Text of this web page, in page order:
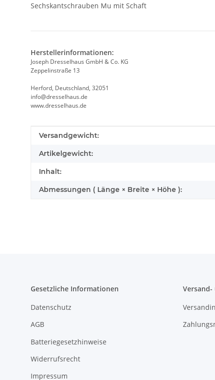
Sechskantschrauben Mu mit Schaft
Herstellerinformationen:
Joseph Dresselhaus GmbH & Co. KG
Zeppelinstraße 13
Herford, Deutschland, 32051
info@dresselhaus.de
www.dresselhaus.de
Produkteigenschaft
Wert
Versandgewicht:
Artikelgewicht:
Inhalt:
Abmessungen ( Länge × Breite × Höhe ):
Gesetzliche Informationen
Datenschutz
AGB
Batteriegesetzhinweise
Widerrufsrecht
Impressum